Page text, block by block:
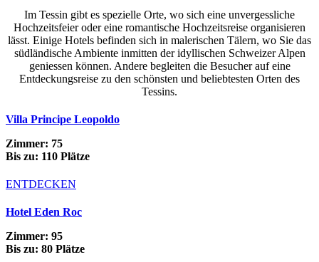
Im Tessin gibt es spezielle Orte, wo sich eine unvergessliche
Hochzeitsfeier oder eine romantische Hochzeitsreise organisieren
lässt. Einige Hotels befinden sich in malerischen Tälern, wo Sie das
südländische Ambiente inmitten der idyllischen Schweizer Alpen
geniessen können. Andere begleiten die Besucher auf eine
Entdeckungsreise zu den schönsten und beliebtesten Orten des
Tessins.
Villa Principe Leopoldo
Zimmer: 75
Bis zu: 110 Plätze
ENTDECKEN
Hotel Eden Roc
Zimmer: 95
Bis zu: 80 Plätze